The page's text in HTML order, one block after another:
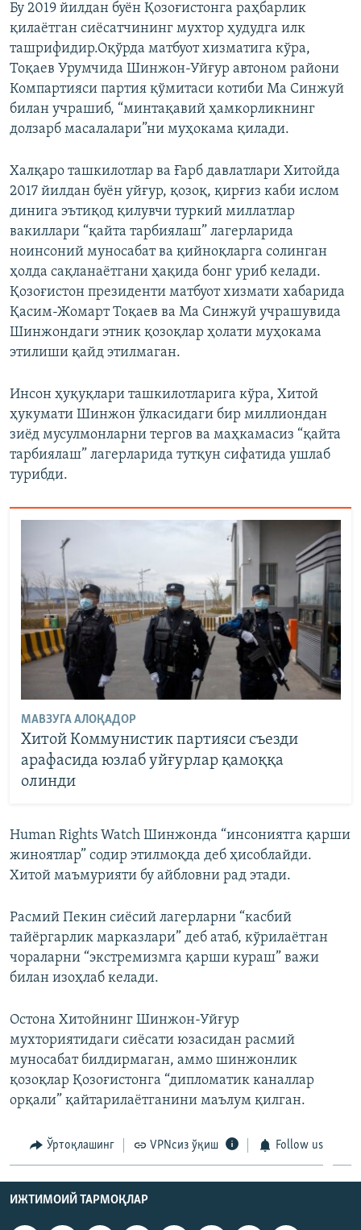
Бу 2019 йилдан буён Қозоғистонга раҳбарлик
қилаётган сиёсатчининг мухтор ҳудудга илк
ташрифидир.Оқўрда матбуот хизматига кўра,
Тоқаев Урумчида Шинжон-Уйғур автоном райони
Компартияси партия қўмитаси котиби Ма Синжуй
билан учрашиб, “минтақавий ҳамкорликнинг
долзарб масалалари”ни муҳокама қилади.
Халқаро ташкилотлар ва Ғарб давлатлари Хитойда
2017 йилдан буён уйғур, қозоқ, қирғиз каби ислом
динига эътиқод қилувчи туркий миллатлар
вакиллари “қайта тарбиялаш” лагерларида
ноинсоний муносабат ва қийноқларга солинган
ҳолда сақланаётгани ҳақида бонг уриб келади.
Қозоғистон президенти матбуот хизмати хабарида
Қасим-Жомарт Тоқаев ва Ма Синжуй учрашувида
Шинжондаги этник қозоқлар ҳолати муҳокама
этилиши қайд этилмаган.
Инсон ҳуқуқлари ташкилотларига кўра, Хитой
ҳукумати Шинжон ўлкасидаги бир миллиондан
зиёд мусулмонларни тергов ва маҳкамасиз “қайта
тарбиялаш” лагерларида тутқун сифатида ушлаб
турибди.
МАВЗУГА АЛОҚАДОР
Хитой Коммунистик партияси съезди
арафасида юзлаб уйғурлар қамоққа
олинди
Human Rights Watch Шинжонда “инсониятга қарши
жиноятлар” содир этилмоқда деб ҳисоблайди.
Хитой маъмурияти бу айбловни рад этади.
Расмий Пекин сиёсий лагерларни “касбий
тайёргарлик марказлари” деб атаб, кўрилаётган
чораларни “экстремизмга қарши кураш” важи
билан изоҳлаб келади.
Остона Хитойнинг Шинжон-Уйғур
мухториятидаги сиёсати юзасидан расмий
муносабат билдирмаган, аммо шинжонлик
қозоқлар Қозоғистонга “дипломатик каналлар
орқали” қайтарилаётганини маълум қилган.
Ўртоқлашинг VPNсиз ўқиш Follow us
ИЖТИМОИЙ ТАРМОҚЛАР